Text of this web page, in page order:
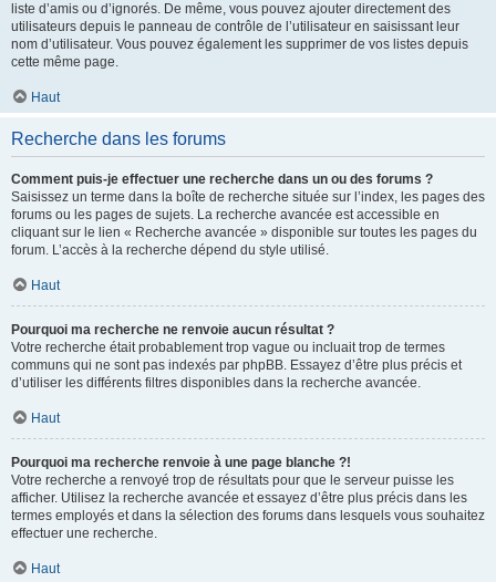
liste d’amis ou d’ignorés. De même, vous pouvez ajouter directement des
utilisateurs depuis le panneau de contrôle de l’utilisateur en saisissant leur
nom d’utilisateur. Vous pouvez également les supprimer de vos listes depuis
cette même page.
Haut
Recherche dans les forums
Comment puis-je effectuer une recherche dans un ou des forums ?
Saisissez un terme dans la boîte de recherche située sur l’index, les pages des
forums ou les pages de sujets. La recherche avancée est accessible en
cliquant sur le lien « Recherche avancée » disponible sur toutes les pages du
forum. L’accès à la recherche dépend du style utilisé.
Haut
Pourquoi ma recherche ne renvoie aucun résultat ?
Votre recherche était probablement trop vague ou incluait trop de termes
communs qui ne sont pas indexés par phpBB. Essayez d’être plus précis et
d’utiliser les différents filtres disponibles dans la recherche avancée.
Haut
Pourquoi ma recherche renvoie à une page blanche ?!
Votre recherche a renvoyé trop de résultats pour que le serveur puisse les
afficher. Utilisez la recherche avancée et essayez d’être plus précis dans les
termes employés et dans la sélection des forums dans lesquels vous souhaitez
effectuer une recherche.
Haut